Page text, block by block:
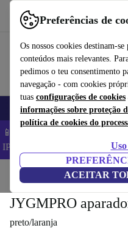
Preferências de
Os nossos cookies destinam-
conteúdos mais relevantes.
pedimos o teu consentimento
navegação - com cookies
tuas configurações de cookies
informações sobre proteção
política de cookies do
ACEITAR
Use o refurbed de forma rápida e
Telemóveis Computadores
📱 Poupa 5% EXTRA em todos
IPHONEDEAL –
Início Jardim
JYGMPRO
preto/laranja